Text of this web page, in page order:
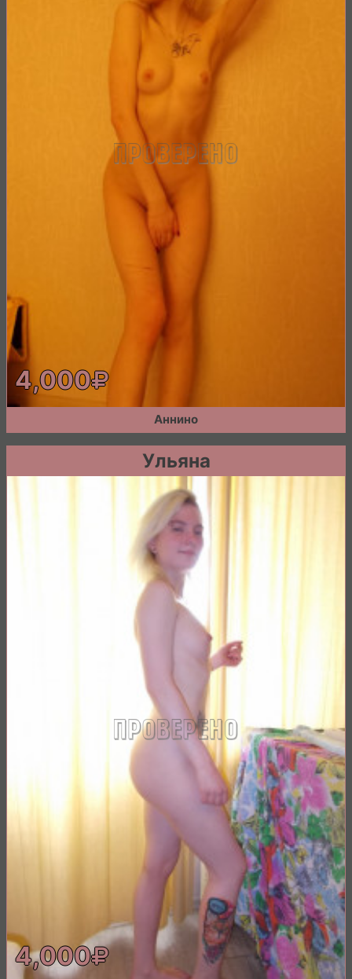
4,000
Аннино
Ульяна
4,000